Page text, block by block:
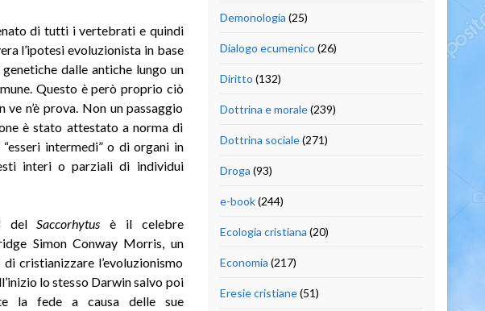
di tutti i vertebrati e quindi
l’ipotesi evoluzionista in base
dalle antiche lungo un
Questo è però proprio ciò
n’è prova. Non un passaggio
è stato attestato a norma di
intermedi” o di organi in
interi o parziali di individui
del Saccorhytus è il celebre
Simon Conway Morris, un
di cristianizzare l’evoluzionismo
lo stesso Darwin salvo poi
la fede a causa delle sue
Demonologia (25)
Dialogo ecumenico (26)
Diritto (132)
Dottrina e morale(239)
Dottrina sociale(271)
Droga (93)
e-book(244)
Ecologia cristiana (20)
Economia (217)
Eresie cristiane(51)